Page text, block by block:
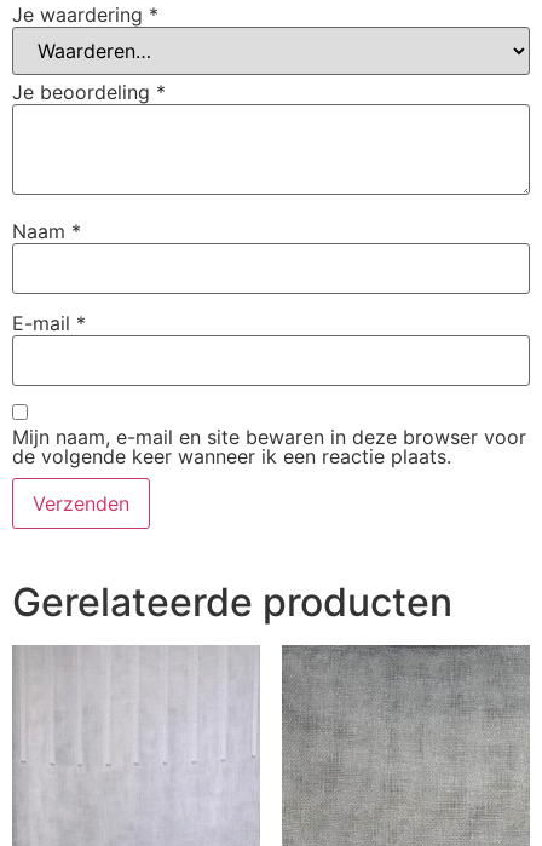
Je waardering *
Je beoordeling *
Naam *
E-mail *
Mijn naam, e-mail en site bewaren in deze browser voor
de volgende keer wanneer ik een reactie plaats.
Gerelateerde producten